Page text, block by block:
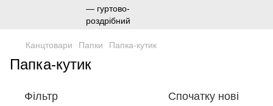
Канцтовари Папки Папка-кутик
Папка-кутик
Фільтр Спочатку нові